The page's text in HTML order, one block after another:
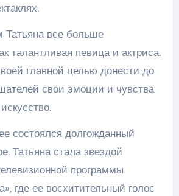
все больше
талантливая певица и актриса.
главной целью донести до
свои эмоции и чувства
состоялся долгожданный
Татьяна стала звездой
программы
где ее восхитительный голос